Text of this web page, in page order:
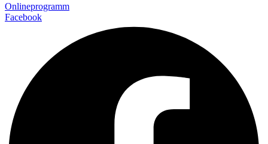
Onlineprogramm
Facebook